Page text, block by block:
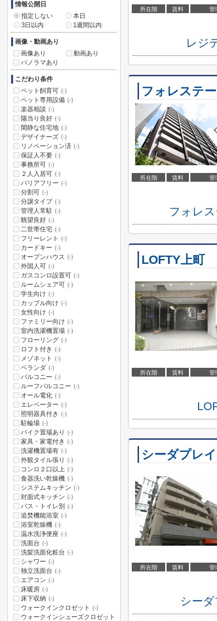
所在階 賃料 管
レジ
フォレステ
所在階 賃料 管
フォレ
LOFTY上町
所在階 賃料 管
シーダプレ
所在階 賃料 管
シー
情報公開日
指定しない
本日
3日以内
1週間以内
画像・動画あり
画像あり
動画あり
パノラマあり
こだわり条件
ペット飼育可 (-)
ペット専用設備 (-)
楽器相談 (-)
陽当り良好 (-)
閑静な住宅地 (-)
デザイナーズ (-)
リノベーション済 (-)
保証人不要 (-)
事務所可 (-)
２人入居可 (-)
バリアフリー (-)
分割可 (-)
分譲タイプ (-)
管理人常駐 (-)
眺望良好 (-)
二世帯住宅 (-)
フリーレント (-)
カードキー (-)
オープンハウス (-)
外国人可 (-)
ガスコンロ設置可 (-)
ルームシェア可 (-)
学生向け (-)
カップル向け (-)
女性向け (-)
ファミリー向け (-)
室内洗濯機置場 (-)
フローリング (-)
ロフト付き (-)
メゾネット (-)
ベランダ (-)
バルコニー (-)
ルーフバルコニー (-)
オール電化 (-)
エレベーター (-)
照明器具付き (-)
駐輪場 (-)
バイク置場あり (-)
家具・家電付き (-)
洗濯機置場有 (-)
外観タイル張り (-)
コンロ２口以上 (-)
食器洗い乾燥機 (-)
システムキッチン (-)
対面式キッチン (-)
バス・トイレ別 (-)
追焚機能浴室 (-)
浴室乾燥機 (-)
温水洗浄便座 (-)
洗面台 (-)
洗髪洗面化粧台 (-)
シャワー (-)
独立洗面台 (-)
エアコン (-)
床暖房 (-)
床下収納 (-)
ウォークインクロゼット (-)
ウォークインシューズクロゼット